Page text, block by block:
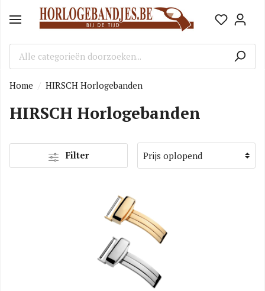
Home HIRSCH Horlogebanden
HIRSCH Horlogebanden
Filter